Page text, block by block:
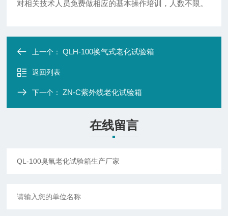
对相关技术人员免费做相应的基本操作培训，人数不限。
上一个：QLH-100换气式老化试验箱
返回列表
下一个：ZN-C紫外线老化试验箱
在线留言